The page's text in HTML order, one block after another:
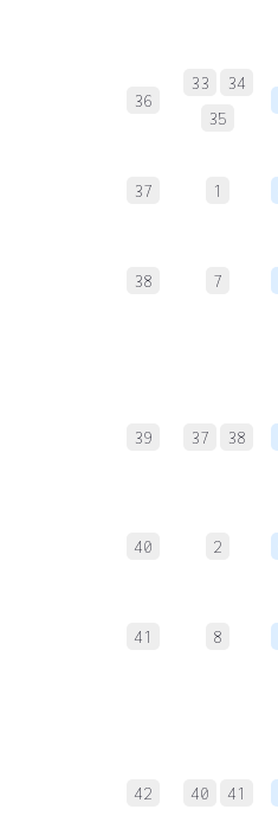
36
33
34
35
37 1
38 7
39 37 38
40 2
41 8
42 40 41